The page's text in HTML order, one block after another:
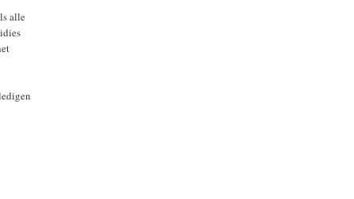
alle